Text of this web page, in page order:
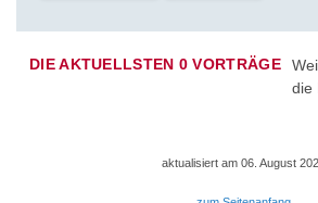
DIE AKTUELLSTEN 0 VORTRÄGE
die
aktualisiert am 06. August